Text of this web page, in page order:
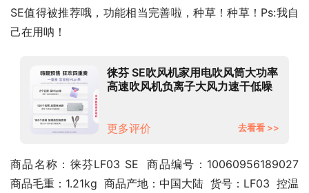
SE值得被推荐哦，功能相当完善啦，种草！种草！Ps:我自
己在用呐！
徕芬 SE吹风机家用电吹风筒大功率
高速吹风机负离子大风力速干低噪
更多评价 去看看 >>
商品名称：徕芬LF03 SE  商品编号：10060956189027
商品毛重：1.21kg  商品产地：中国大陆  货号：LF03  控温